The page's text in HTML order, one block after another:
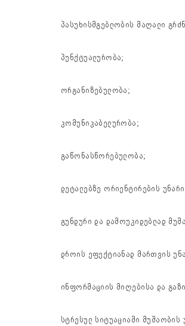
პასუხისმგებლობის მაღალი
პუნქტუალურობა;
ორგანიზებულობა;
კომუნიკაბელურობა;
გაწონასწორებულობა;
დეტალებზე ორიენტირების
გუნდური და დამოუკიდებლად
დროის ეფექტიანად მართვის
ინფორმაციის მიღებისა და
სტრესულ სიტუაციაში მუშაობის